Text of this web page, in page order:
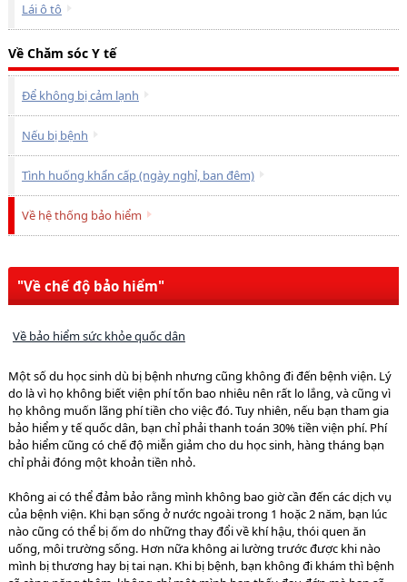
Lái ô tô
Về Chăm sóc Y tế
Để không bị cảm lạnh
Nếu bị bệnh
Tình huống khẩn cấp (ngày nghỉ, ban đêm)
Về hệ thống bảo hiểm
"Về chế độ bảo hiểm"
Về bảo hiểm sức khỏe quốc dân
Một số du học sinh dù bị bệnh nhưng cũng không đi đến bệnh viện. Lý
do là vì họ không biết viện phí tốn bao nhiêu nên rất lo lắng, và cũng vì
họ không muốn lãng phí tiền cho việc đó. Tuy nhiên, nếu bạn tham gia
bảo hiểm y tế quốc dân, bạn chỉ phải thanh toán 30% tiền viện phí. Phí
bảo hiểm cũng có chế độ miễn giảm cho du học sinh, hàng tháng bạn
chỉ phải đóng một khoản tiền nhỏ.
Không ai có thể đảm bảo rằng mình không bao giờ cần đến các dịch vụ
của bệnh viện. Khi bạn sống ở nước ngoài trong 1 hoặc 2 năm, bạn lúc
nào cũng có thể bị ốm do những thay đổi về khí hậu, thói quen ăn
uống, môi trường sống. Hơn nữa không ai lường trước được khi nào
mình bị thương hay bị tai nạn. Khi bị bệnh, bạn không đi khám thì bệnh